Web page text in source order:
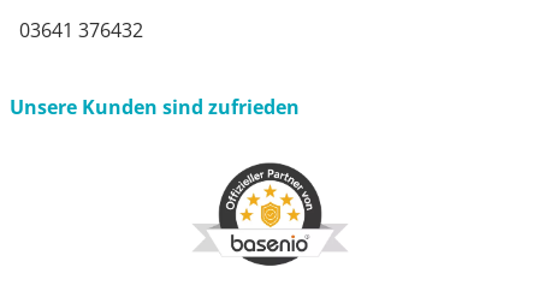
03641 376432
Unsere Kunden sind zufrieden